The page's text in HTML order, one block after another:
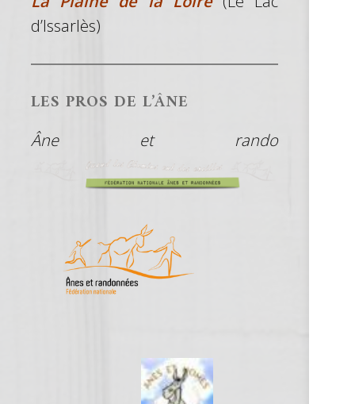
d’Issarlès)
LES PROS DE L’ÂNE
Âne et rando